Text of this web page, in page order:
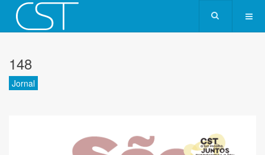
148
Jornal